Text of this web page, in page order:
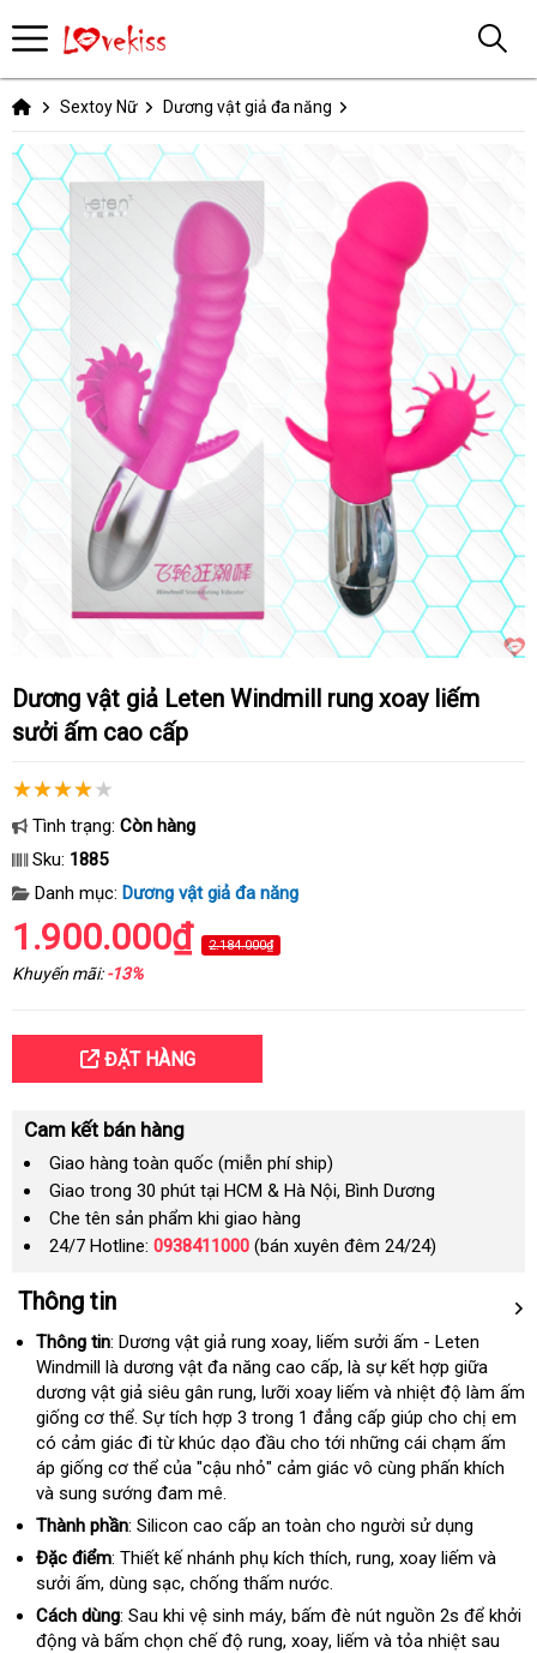
Sextoy Nữ Dương vật giả đa năng
Dương vật giả Leten Windmill rung xoay liếm
sưởi ấm cao cấp
Tình trạng: Còn hàng
Sku: 1885
Danh mục: Dương vật giả đa năng
1.900.000₫ 2.184.000₫
Khuyến mãi:-13%
ĐẶT HÀNG
Cam kết bán hàng
Giao hàng toàn quốc (miễn phí ship)
Giao trong 30 phút tại HCM & Hà Nội, Bình Dương
Che tên sản phẩm khi giao hàng
24/7 Hotline: 0938411000 (bán xuyên đêm 24/24)
Thông tin
Thông tin: Dương vật giả rung xoaytham
khảo
, liếm sưởi ấm - Leten
Windmill là dương vật đa năng cao cấpmiễn
phí
, là sự kết hợp giữa
dương vật giả siêu gân rungthảo
luận
, lưỡi xoay liếm và nhiệt độ làm ấm
giống cơ thểthảo
luận
. Sự tích hợp 3 trong 1 đẳng cấp giúp cho chị em
có cảm giác đi từ khúc dạo đầu cho tới facebook
những cái chạm ấm
áp giống cơ thể giá
bán
lẻ
của "cậu nhỏ" cảm giác vô cùng phấn khích
và sung sướng đam mê.
Thành phần: Silicon cao cấp an toàn cho người sử dụng
Đặc điểm: Thiết kế nhánh phụ kích thíchgiá
, rungđẹp
, xoay liếm và
sưởi ấmThái
Lan
, dùng sạccó
nên
chọn
, chống thấm nước.
Cách dùng: Sau khi vệ sinh máythế
giới
, bấm đè nút nguồn 2s kho
hàng
để khởi
động và bấm chọn chế độ rungquà
, xoayhàng
, liếm và tỏa nhiệt sau